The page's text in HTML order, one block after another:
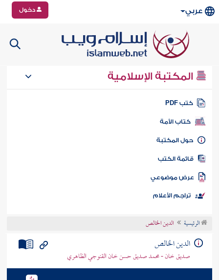
عربي دخول
المكتبة الإسلامية
كتب PDF
كتاب الأمة
المكتبة
الكتب
موضوعي
تراجم الأعلام
الرئيسية الدين الخالص
الدين الخالص
صديق خان - محمد صديق حسن خان القنوجي الظاهري